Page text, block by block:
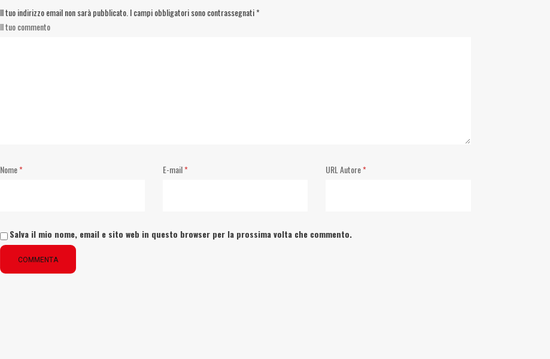
Il tuo indirizzo email non sarà pubblicato. I campi obbligatori sono contrassegnati*
Il tuo commento
Nome* E-mail* URL Autore*
Salva il mio nome, email e sito web in questo browser per la prossima volta che commento.
COMMENTA